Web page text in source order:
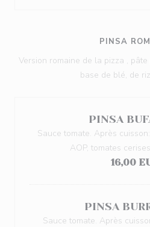
PINSA
Version romaine de la pizza ,
base de blé, de
PINSA
Sauce tomate. Après
AOP, tomates
16,00
PINSA
Sauce tomate. Après